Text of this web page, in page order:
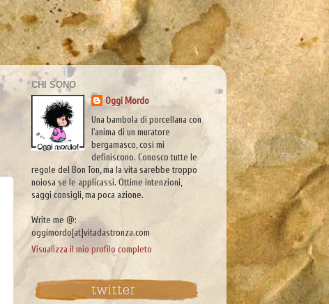
CHI SONO
Oggi Mordo
Una bambola di porcellana con
l'anima di un muratore
bergamasco, così mi
definiscono. Conosco tutte le
regole del Bon Ton, ma la vita sarebbe troppo
noiosa se le applicassi. Ottime intenzioni,
saggi consigli, ma poca azione.
Write me @:
oggimordo[at]vitadastronza.com
Visualizza il mio profilo completo